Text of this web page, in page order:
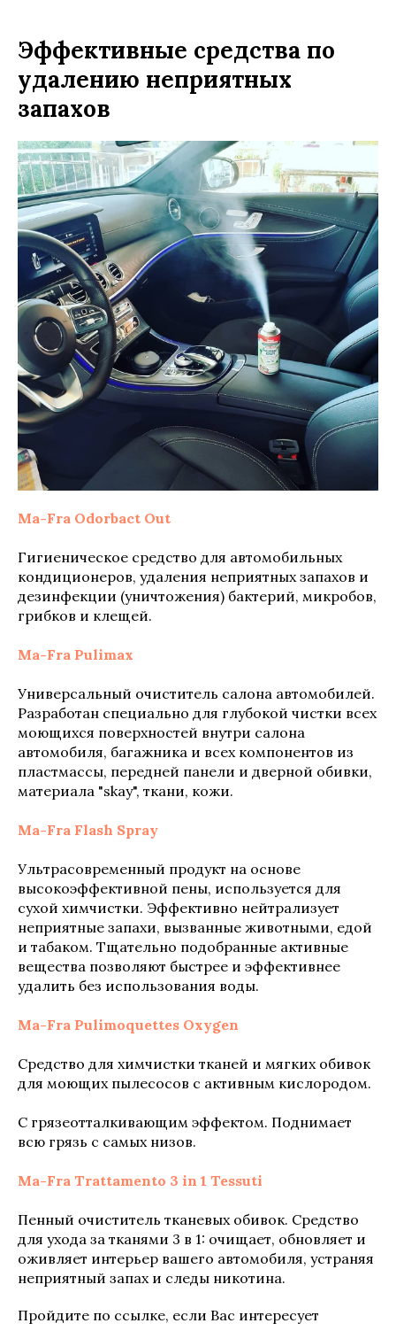
Эффективные средства по
удалению неприятных
запахов
Ma-Fra Odorbact Out
Гигиеническое средство для автомобильных
кондиционеров, удаления неприятных запахов и
дезинфекции (уничтожения) бактерий, микробов,
грибков и клещей.
Ma-Fra Pulimax
Универсальный очиститель салона автомобилей.
Разработан специально для глубокой чистки всех
моющихся поверхностей внутри салона
автомобиля, багажника и всех компонентов из
пластмассы, передней панели и дверной обивки,
материала "skay", ткани, кожи.
Ma-Fra Flash Spray
Ультрасовременный продукт на основе
высокоэффективной пены, используется для
сухой химчистки. Эффективно нейтрализует
неприятные запахи, вызванные животными, едой
и табаком. Тщательно подобранные активные
вещества позволяют быстрее и эффективнее
удалить без использования воды.
Ma-Fra Pulimoquettes Oxygen
Средство для химчистки тканей и мягких обивок
для моющих пылесосов с активным кислородом.
С грязеотталкивающим эффектом. Поднимает
всю грязь с самых низов.
Ma-Fra Trattamento 3 in 1 Tessuti
Пенный очиститель тканевых обивок. Средство
для ухода за тканями 3 в 1: очищает, обновляет и
оживляет интерьер вашего автомобиля, устраняя
неприятный запах и следы никотина.
Пройдите по ссылке, если Вас интересует